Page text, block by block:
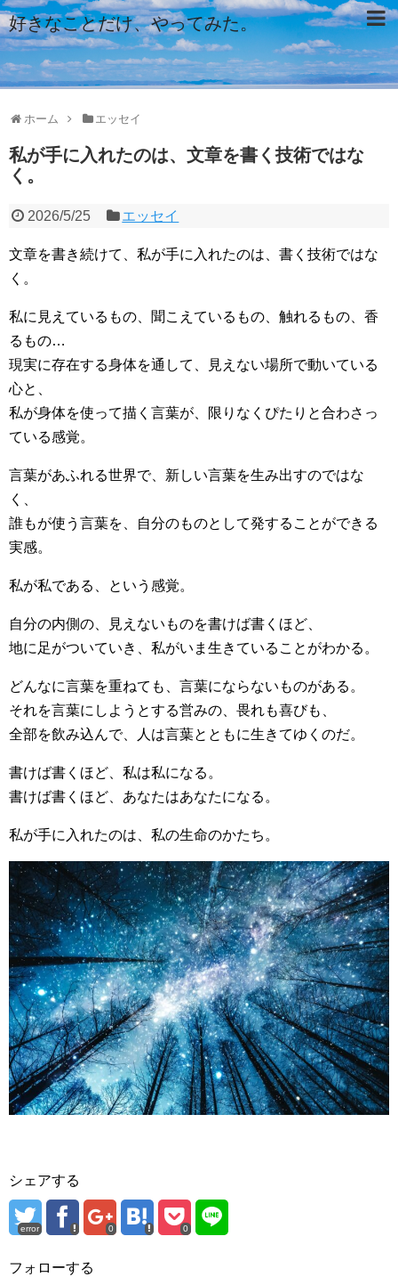
好きなことだけ、やってみた。
ホーム エッセイ
私が手に入れたのは、文章を書く技術ではな
く。
2026/5/25 エッセイ
文章を書き続けて、私が手に入れたのは、書く技術ではな
く。
私に見えているもの、聞こえているもの、触れるもの、香
るもの…
現実に存在する身体を通して、見えない場所で動いている
心と、
私が身体を使って描く言葉が、限りなくぴたりと合わさっ
ている感覚。
言葉があふれる世界で、新しい言葉を生み出すのではな
く、
誰もが使う言葉を、自分のものとして発することができる
実感。
私が私である、という感覚。
自分の内側の、見えないものを書けば書くほど、
地に足がついていき、私がいま生きていることがわかる。
どんなに言葉を重ねても、言葉にならないものがある。
それを言葉にしようとする営みの、畏れも喜びも、
全部を飲み込んで、人は言葉とともに生きてゆくのだ。
書けば書くほど、私は私になる。
書けば書くほど、あなたはあなたになる。
私が手に入れたのは、私の生命のかたち。
シェアする
error 0 0
フォローする